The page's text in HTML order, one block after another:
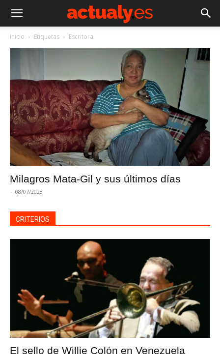
Inicio Etiquetas Escritora
Milagros Mata-Gil y sus últimos días
- 08/07/2023
CRITERIOS
El sello de Willie Colón en Venezuela